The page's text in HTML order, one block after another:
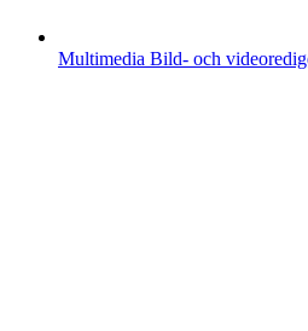
Multimedia Bild- och